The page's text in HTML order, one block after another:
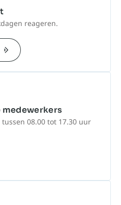
reageren.
medewerkers
08.00 tot 17.30 uur